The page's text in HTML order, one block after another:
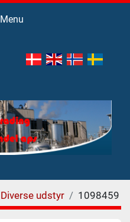
Menu
Diverse udstyr 1098459